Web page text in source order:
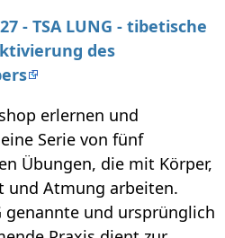
- TSA LUNG - tibetische
des
erlernen und
Serie von fünf
Übungen, die mit Körper,
und Atmung arbeiten.
genannte und ursprünglich